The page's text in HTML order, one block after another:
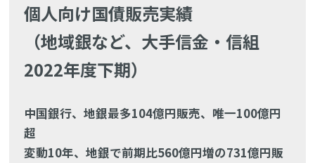
個人向け国債販売実績
（地域銀など、大手信金・信組
2022年度下期）
中国銀行、地銀最多104億円販売、唯一100億円
超
変動10年、地銀で前期比560億円増の731億円販